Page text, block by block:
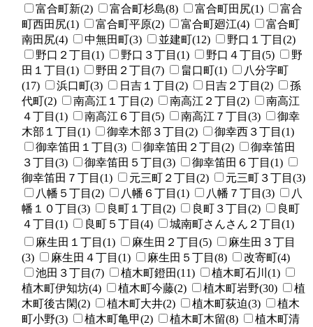
富合町新(2)
富合町杉島(8) 富合町田尻(1)
富合
町西田尻(1)
富合町平原(2) 富合町廻江(4)
富合町
南田尻(4)
中無田町(3) 並建町(12)
野口１丁目(2)
野口２丁目(1)
野口３丁目(1) 野口４丁目(5)
野
田１丁目(1)
野田２丁目(7) 畠口町(1)
八分字町
(17)
浜口町(3) 日吉１丁目(2) 日吉２丁目(2)
孫
代町(2)
南高江１丁目(2) 南高江２丁目(2)
南高江
４丁目(1)
南高江６丁目(5) 南高江７丁目(3)
御幸
木部１丁目(1)
御幸木部３丁目(2)
御幸西３丁目(1)
御幸笛田１丁目(3)
御幸笛田２丁目(2)
御幸笛田
３丁目(3)
御幸笛田５丁目(3)
御幸笛田６丁目(1)
御幸笛田７丁目(1)
元三町２丁目(2)
元三町３丁目(3)
八幡５丁目(2)
八幡６丁目(1) 八幡７丁目(3)
八
幡１０丁目(3)
良町１丁目(2) 良町３丁目(2)
良町
４丁目(1)
良町５丁目(4) 城南町さんさん２丁目(1)
麻生田１丁目(1) 麻生田２丁目(5)
麻生田３丁目
(3)
麻生田４丁目(1) 麻生田５丁目(8)
改寄町(4)
池田３丁目(7)
植木町鐙田(11)
植木町石川(1)
植木町伊知坊(4)
植木町今藤(2) 植木町岩野(30)
植
木町後古閑(2)
植木町大井(2) 植木町荻迫(3)
植木
町小野(3)
植木町亀甲(2) 植木町木留(8)
植木町清